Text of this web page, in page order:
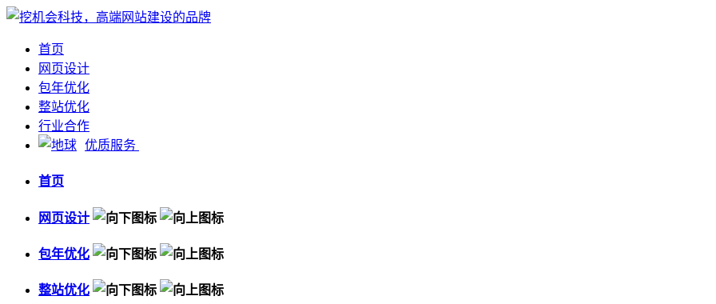
首页
网页设计
包年优化
整站优化
行业合作
优质服务
首页
网页设计
包年优化
整站优化